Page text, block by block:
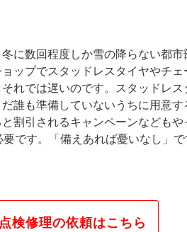
に数回程度しか雪の降らない都
ップでスタッドレスタイヤやチ
れでは遅いのです。スタッドレ
誰も準備していないうちに用意す
割引されるキャンペーンなども
です。「備えあれば憂いなし」で
検修理の依頼はこちら